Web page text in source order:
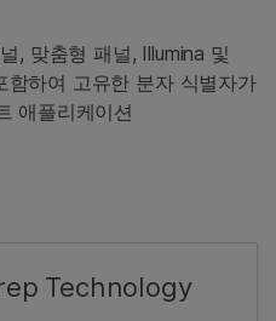
, 맞춤형 패널, Illumina 및
함하여 고유한 분자 식별자가
애플리케이션
Technology